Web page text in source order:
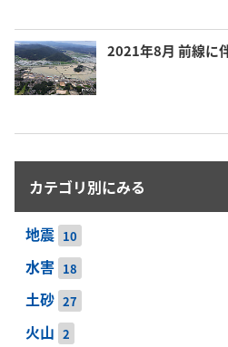
2021年8月 前線に
カテゴリ別にみる
地震 10
水害 18
土砂 27
火山 2